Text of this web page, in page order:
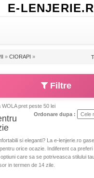
E-
» CIORAPI »
Filtre
pret peste 50 lei
Ordonare dupa :
si eleganti? La e-lenjerie.ro
orice ocazie. Indiferent ca
care sa se potriveasca stilului
in termen de 14 zile.